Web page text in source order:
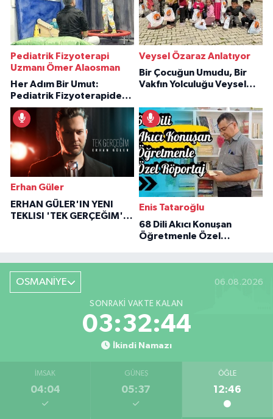
Pediatrik Fizyoterapi
Uzmanı Ömer Alaosman
Her Adım Bir Umut:
Pediatrik Fizyoterapiden
İlham Veren Hikâyeler
Veysel Özaraz Anlatıyor
Bir Çocuğun Umudu, Bir
Vakfın Yolculuğu Veysel
Erhan Güler
ERHAN GÜLER'IN YENI
TEKLISI 'TEK GERÇEĞIM'LE
Enis Tataroğlu
68 Dili Akıcı Konuşan
Öğretmenle Özel
OSMANİYE 06.08.2026
SONRAKI VAKTE KALAN
03:32:43
İkindi Namazı
İMSAK
04:04
GÜNEŞ
05:37
ÖĞLE
12:46